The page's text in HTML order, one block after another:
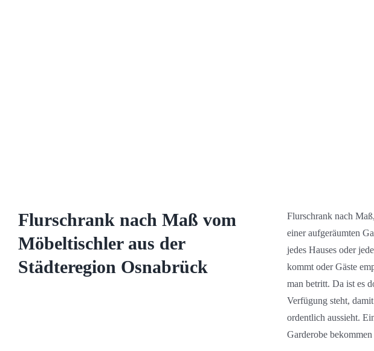
Flurschrank nach Maß vom
Möbeltischler aus der
Städteregion Osnabrück
Flurschrank nach
einer aufgeräumten
jedes Hauses oder
kommt oder Gäste
man betritt. Da ist es
Verfügung steht,
ordentlich aussieht.
Garderobe